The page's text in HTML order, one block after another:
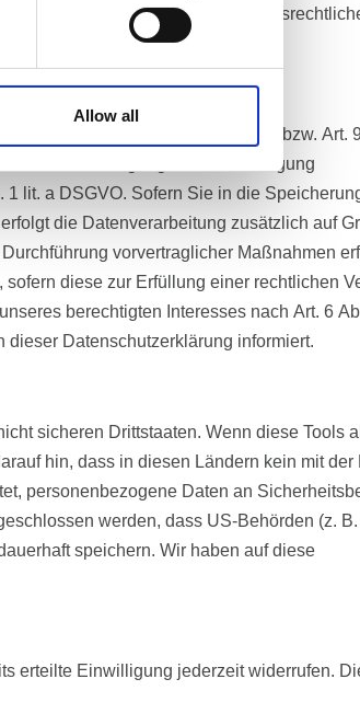
Allow all
haben (z. B. steuer- oder
von Art. 6 Abs. 1 lit. a DSGVO bzw. Art.
Einwilligung in die Übertragung
lit. a DSGVO. Sofern Sie in die
die Datenverarbeitung zusätzlich auf
vorvertraglicher Maßnahmen
diese zur Erfüllung einer rechtlichen
berechtigten Interesses nach Art. 6
Datenschutzerklärung informiert.
sicheren Drittstaaten. Wenn diese Tools
hin, dass in diesen Ländern kein mit der
personenbezogene Daten an
werden, dass US-Behörden (z. B.
speichern. Wir haben auf diese
erteilte Einwilligung jederzeit widerrufen.